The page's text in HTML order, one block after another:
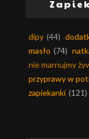
dipy (44)
masło (74)
nie marnujmy
przyprawy w
zapiekanki (121)